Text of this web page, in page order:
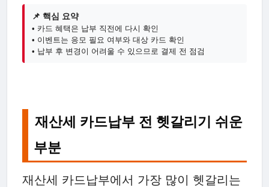
📌 핵심 요약
• 카드 혜택은 납부 직전에 다시 확인
• 이벤트는 응모 필요 여부와 대상 카드 확인
• 납부 후 변경이 어려울 수 있으므로 결제 전 점검
재산세 카드납부 전 헷갈리기 쉬운
부분
재산세 카드납부에서 가장 많이 헷갈리는